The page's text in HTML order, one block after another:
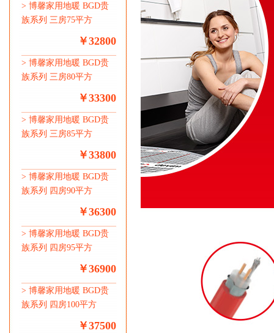
> 博馨家用地暖 BGD贵
族系列 三房75平方
￥32800
> 博馨家用地暖 BGD贵
族系列 三房80平方
￥33300
> 博馨家用地暖 BGD贵
族系列 三房85平方
￥33800
> 博馨家用地暖 BGD贵
族系列 四房90平方
￥36300
> 博馨家用地暖 BGD贵
族系列 四房95平方
￥36900
> 博馨家用地暖 BGD贵
族系列 四房100平方
￥37500